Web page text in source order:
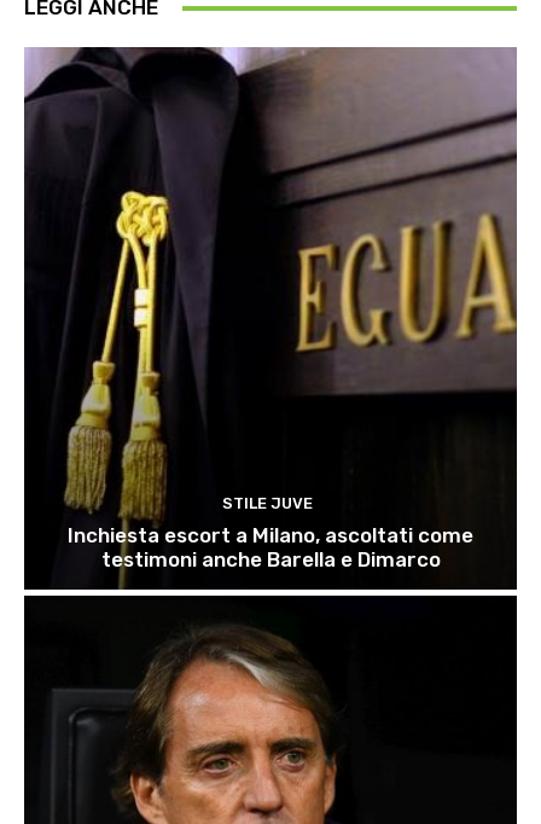
LEGGI ANCHE
STILE JUVE
Inchiesta escort a Milano, ascoltati come
testimoni anche Barella e Dimarco